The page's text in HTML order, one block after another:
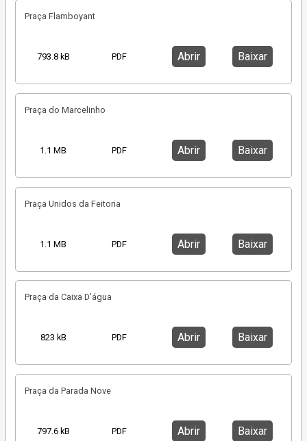
Praça Flamboyant
793.8 kB PDF Abrir Baixar
Praça do Marcelinho
1.1 MB PDF Abrir Baixar
Praça Unidos da Feitoria
1.1 MB PDF Abrir Baixar
Praça da Caixa D'água
823 kB PDF Abrir Baixar
Praça da Parada Nove
797.6 kB PDF Abrir Baixar